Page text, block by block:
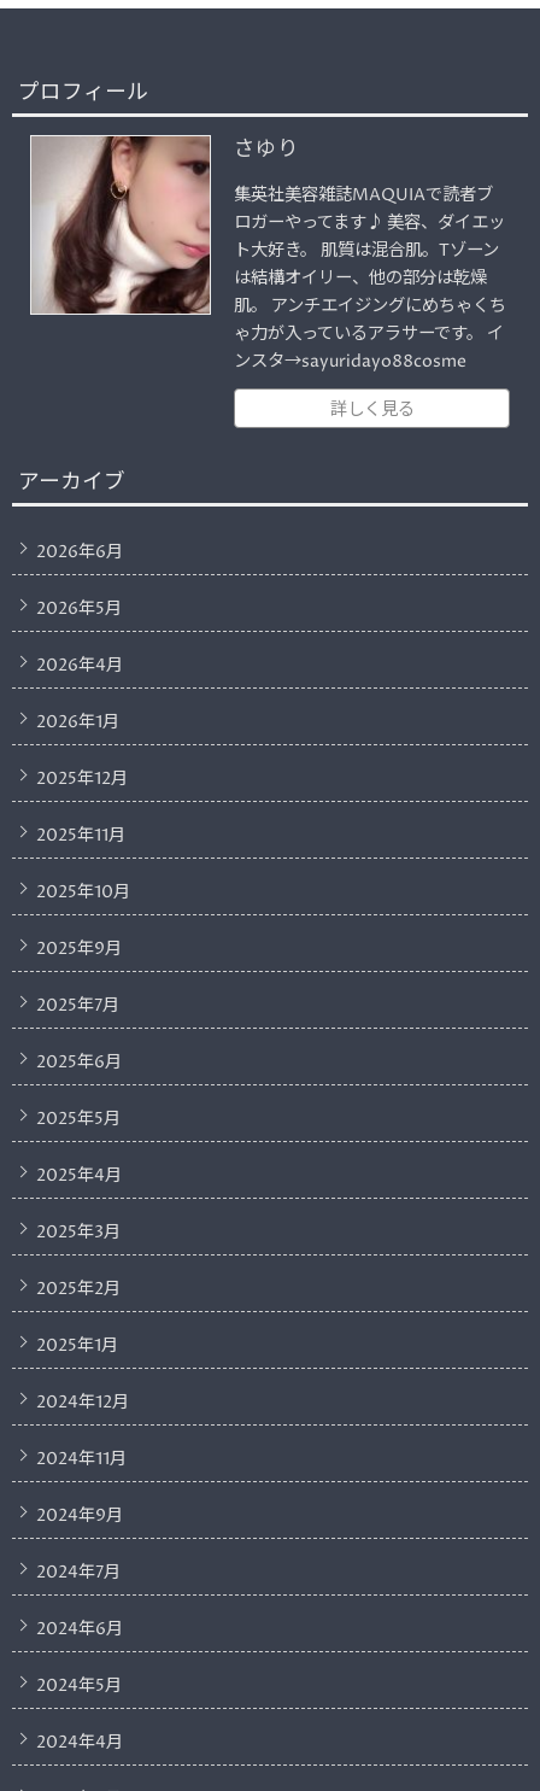
プロフィール
さゆり
集英社美容雑誌MAQUIAで読者ブ
ロガーやってます♪ 美容、ダイエッ
ト大好き。 肌質は混合肌。Tゾーン
は結構オイリー、他の部分は乾燥
肌。 アンチエイジングにめちゃくち
ゃ力が入っているアラサーです。 イ
ンスタ→sayuridayo88cosme
詳しく見る
アーカイブ
2026年6月
2026年5月
2026年4月
2026年1月
2025年12月
2025年11月
2025年10月
2025年9月
2025年7月
2025年6月
2025年5月
2025年4月
2025年3月
2025年2月
2025年1月
2024年12月
2024年11月
2024年9月
2024年7月
2024年6月
2024年5月
2024年4月